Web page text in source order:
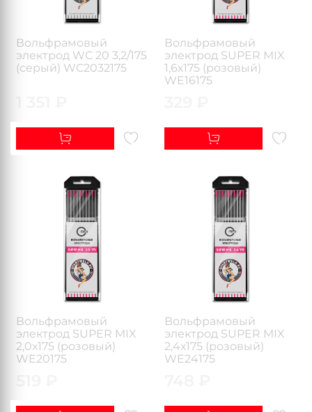
Вольфрамовый
электрод WС 20 3,2/175
(серый) WC2032175
Вольфрамовый
электрод SUPER MIX
1,6х175 (розовый)
WE16175
Вольфрамовый
электрод SUPER MIX
2,0х175 (розовый)
WE20175
Вольфрамовый
электрод SUPER MIX
2,4х175 (розовый)
WE24175